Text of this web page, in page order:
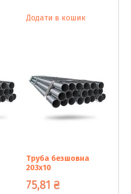
Додати в кошик
Труба безшовна
203х10
75,81₴